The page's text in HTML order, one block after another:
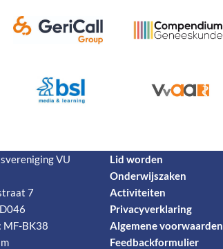
VU
7
MF-BK38
Lid worden
Onderwijszaken
Activiteiten
Privacyverklaring
Algemene voorwaarden
Feedbackformulier